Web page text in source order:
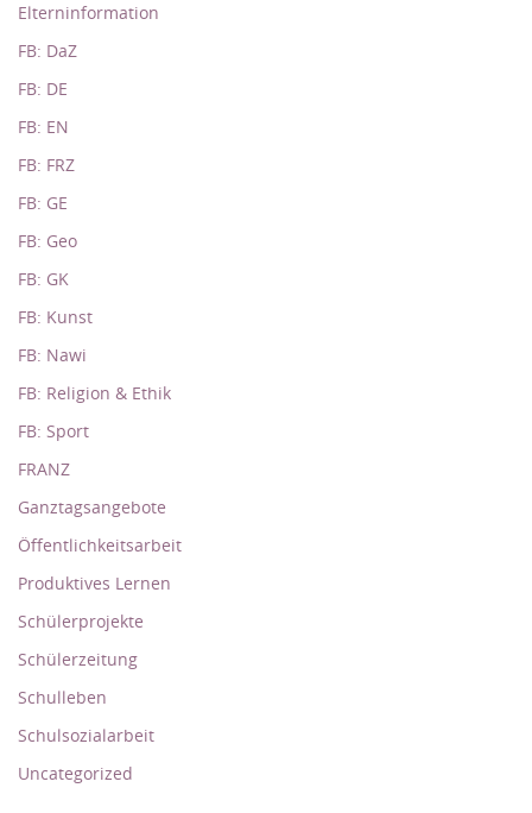
Elterninformation
FB: DaZ
FB: DE
FB: EN
FB: FRZ
FB: GE
FB: Geo
FB: GK
FB: Kunst
FB: Nawi
FB: Religion & Ethik
FB: Sport
FRANZ
Ganztagsangebote
Öffentlichkeitsarbeit
Produktives Lernen
Schülerprojekte
Schülerzeitung
Schulleben
Schulsozialarbeit
Uncategorized